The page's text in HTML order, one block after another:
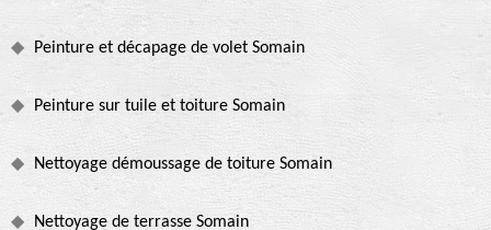
Peinture et décapage de volet Somain
Peinture sur tuile et toiture Somain
Nettoyage démoussage de toiture Somain
Nettoyage de terrasse Somain